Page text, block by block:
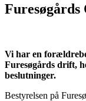
Furesøgårds
Vi har en
Furesøgårds drift,
beslutninger.
Bestyrelsen på